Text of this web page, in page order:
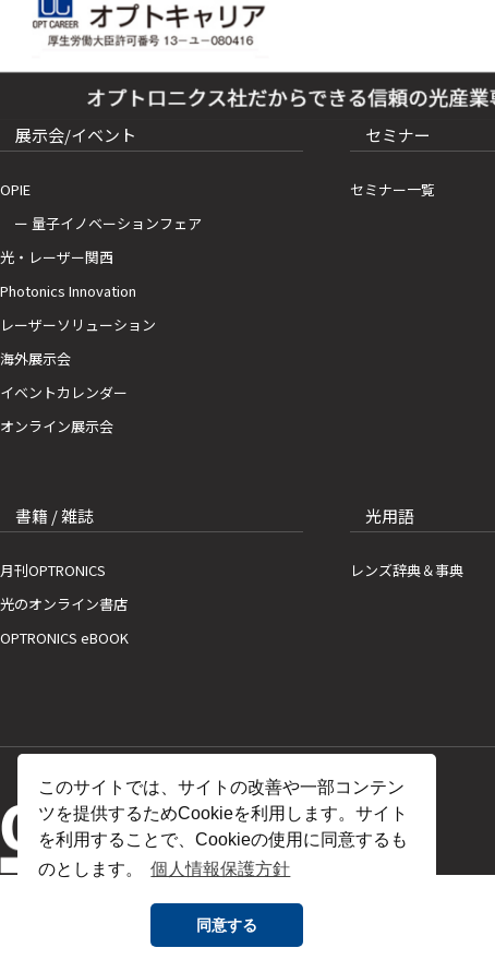
このサイトでは、サイトの改善や一部コンテン
ツを提供するためCookieを利用します。サイト
を利用することで、Cookieの使用に同意するも
のとします。
個人情報保護方針
同意する
展示会/イベント
OPIE
ー 量子イノベーションフェア
光・レーザー関西
Photonics Innovation
レーザーソリューション
海外展示会
イベントカレンダー
オンライン展示会
セミナー
セミナー一覧
書籍 / 雑誌
月刊OPTRONICS
光のオンライン書店
OPTRONICS eBOOK
光用語
レンズ辞典＆事典